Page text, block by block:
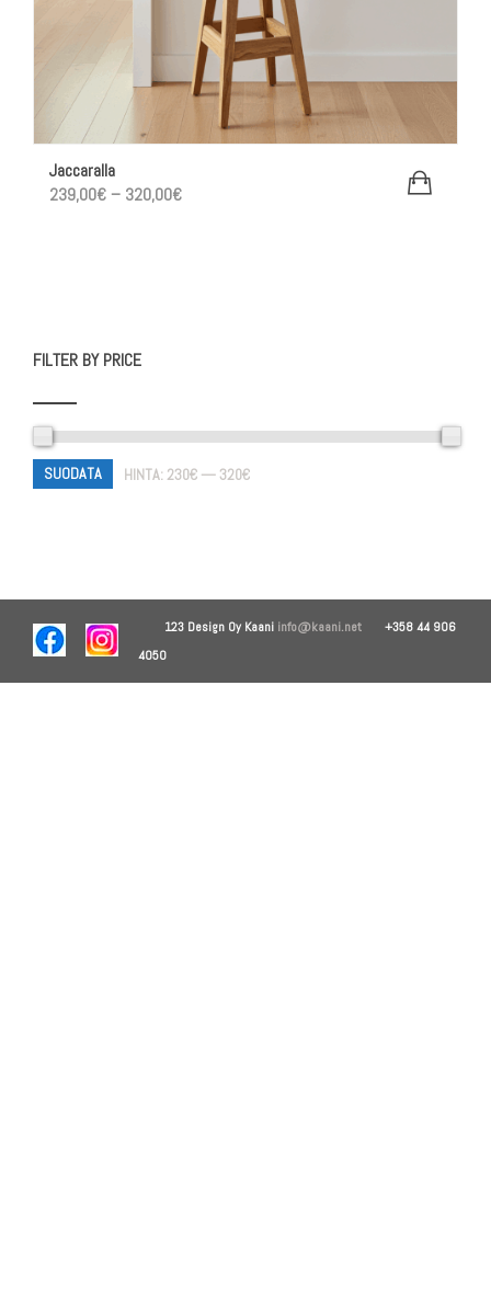
Jaccaralla
239,00€ – 320,00€Hintaluokka:
FILTER BY PRICE
SUODATA HINTA:230€ — 320€
123 Design Oy Kaani info@kaani.net +358 44 906
4050